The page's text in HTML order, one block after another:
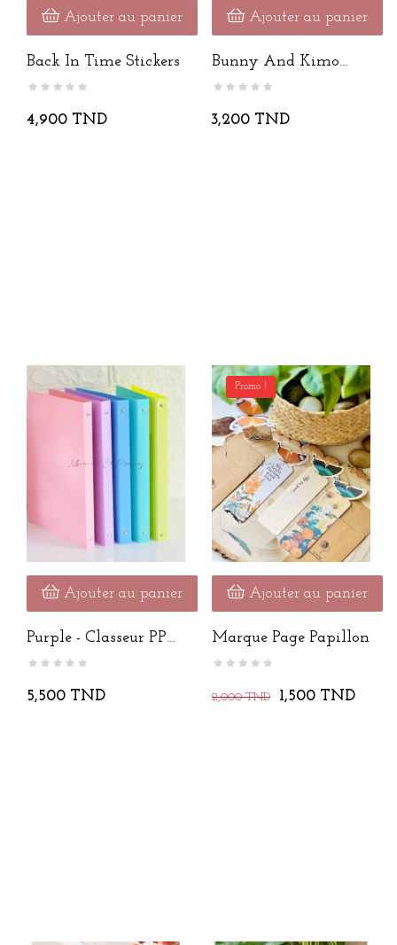
Ajouter au panier
Back In Time Stickers
4,900 TND
Ajouter au panier
Bunny And Kimo
Stickers
3,200 TND
Ajouter au panier
Purple - Classeur PP
Souple...
5,500 TND
Promo !
Ajouter au panier
Marque Page Papillon
2,000 TND 1,500 TND